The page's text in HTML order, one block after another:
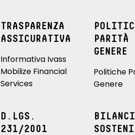
TRASPARENZA
ASSICURATIVA
Informativa Ivass
Mobilize Financial
Services
PARITÀ
GENERE
Politiche
Genere
D.LGS.
231/2001